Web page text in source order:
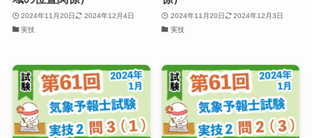
2024年11月20日
2024年12月4日
実技
2024年11月20日
2024年12月3日
実技